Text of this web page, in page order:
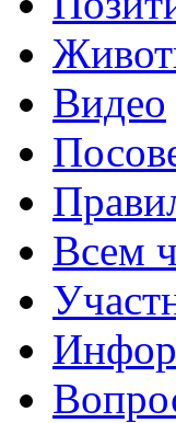
Видео
Всем